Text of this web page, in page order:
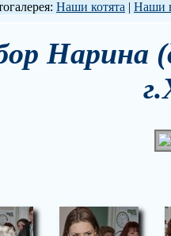
Наши котята | Наши
Нарина